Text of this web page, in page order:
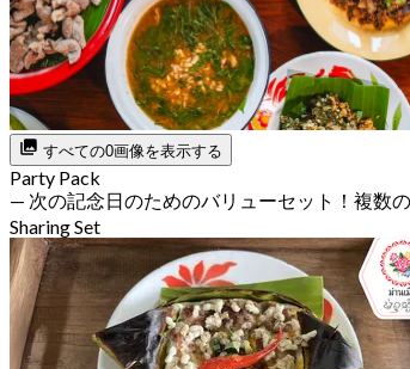
すべての0画像を表示する
Party Pack
— 次の記念日のためのバリューセット！複数
Sharing Set